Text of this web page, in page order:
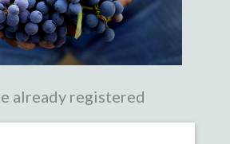
already registered